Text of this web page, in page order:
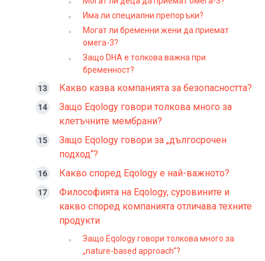
Има ли специални препоръки?
Могат ли бременни жени да приемат
омега-3?
Защо DHA е толкова важна при
бременност?
Какво казва компанията за безопасността?
Защо Eqology говори толкова много за
клетъчните мембрани?
Защо Eqology говори за „дългосрочен
подход“?
Какво според Eqology е най-важното?
Философията на Eqology, суровините и
какво според компанията отличава техните
продукти
Защо Eqology говори толкова много за
„nature-based approach“?